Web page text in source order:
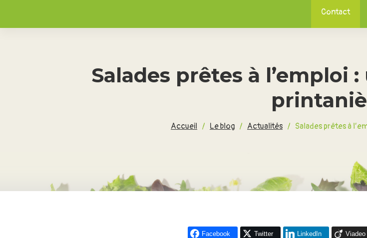
Contact
Salades prêtes à l’emploi
Accueil / Le blog / Actualités / Salades prêtes à
Facebook Twitter LinkedIn Viadeo